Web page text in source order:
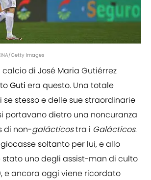
Getty Images
calcio di José Maria Gutiérrez
Guti era questo. Una totale
stesso e delle sue straordinarie
portavano dietro una noncuranza
di non-galácticostra i Galácticos.
soltanto per lui, e allo
stato uno degli assist-man di culto
e ancora oggi viene ricordato